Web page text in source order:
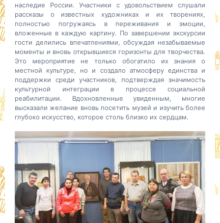
наследие России. Участники с удовольствием слушали
рассказы о известных художниках и их творениях,
полностью погружаясь в переживания и эмоции,
вложенные в каждую картину. По завершении экскурсии
гости делились впечатлениями, обсуждая незабываемые
моменты и вновь открывшиеся горизонты для творчества.
Это мероприятие не только обогатило их знания о
местной культуре, но и создало атмосферу единства и
поддержки среди участников, подтверждая значимость
культурной интеграции в процессе социальной
реабилитации. Вдохновленные увиденным, многие
высказали желание вновь посетить музей и изучить более
глубоко искусство, которое столь близко их сердцам.